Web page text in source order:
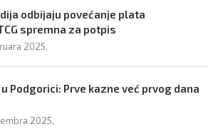
odbijaju povećanje plata
spremna za potpis
2025,
Podgorici: Prve kazne već prvog dana
2025,